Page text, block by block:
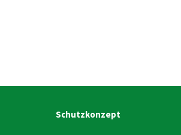
Schutzkonzept